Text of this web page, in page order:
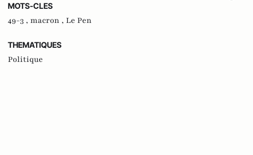
MOTS-CLES
49-3 , macron , Le Pen
THEMATIQUES
Politique